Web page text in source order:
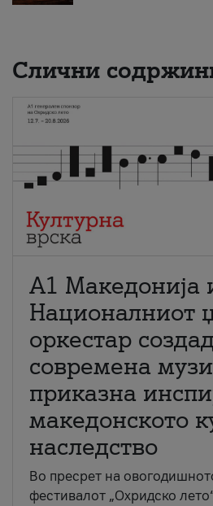
Слични
А1 Македонија
Националниот
оркестар
современа
приказна
македонското
наследство
Во пресрет на
фестивалот „Охридско